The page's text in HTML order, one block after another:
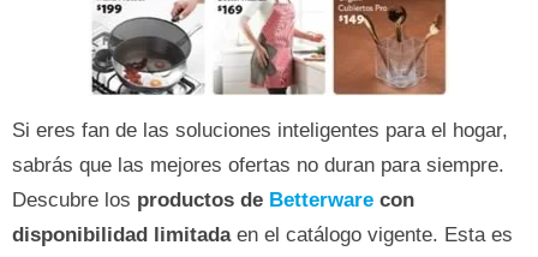
Si eres fan de las soluciones inteligentes para el hogar,
sabrás que las mejores ofertas no duran para siempre.
Descubre los productos de Betterware con
disponibilidad limitadaen el catálogo vigente. Esta es